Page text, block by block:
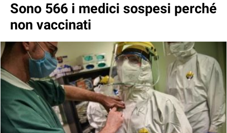
Sono 566 i medici sospesi perché
non vaccinati